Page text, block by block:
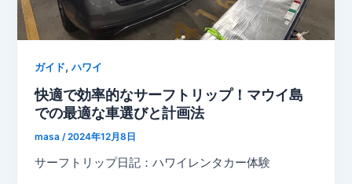
ガイド,ハワイ
快適で効率的なサーフトリップ！マウイ島
での最適な車選びと計画法
masa/2024年12月8日
サーフトリップ日記：ハワイレンタカー体験